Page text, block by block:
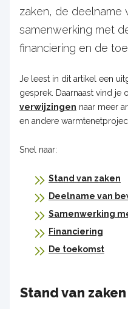
zaken, de deelname
samenwerking met
financiering en de
Je leest in dit artikel een
gesprek. Daarnaast vind je
verwijzingen naar meer
en andere
Snel naar:
Stand van zaken
Deelname van
Samenwerking
Financiering
De toekomst
Stand van zaken